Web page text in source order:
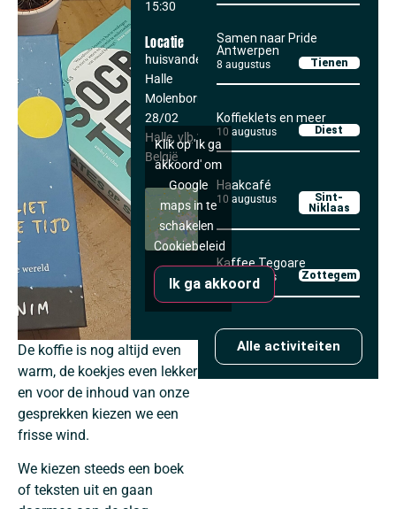
15:30
Locatie
huisvandeMens
Halle
Molenborre
28/02
Halle, vlb 1500
België
Klik op 'Ik ga
akkoord' om
Google
maps in te
schakelen
Cookiebeleid
Ik ga akkoord
De koffie is nog altijd even
warm, de koekjes even lekker
en voor de inhoud van onze
gesprekken kiezen we een
frisse wind.
We kiezen steeds een boek
of teksten uit en gaan
Samen naar Pride
Antwerpen
8 augustus Tienen
Koffieklets en meer
10 augustus Diest
Haakcafé
10 augustus
Sint-
Niklaas
Kaffee Tegoare
11 augustus Zottegem
Alle activiteiten